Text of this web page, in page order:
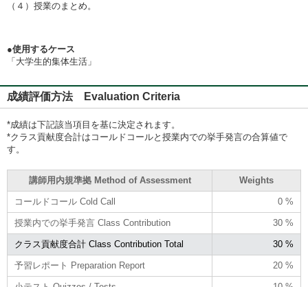
（４）授業のまとめ。
●使用するケース
「大学生的集体生活」
成績評価方法 Evaluation Criteria
*成績は下記該当項目を基に決定されます。
*クラス貢献度合計はコールドコールと授業内での挙手発言の合算値で
す。
講師用内規準拠 Method of Assessment Weights
コールドコール Cold Call 0 %
授業内での挙手発言 Class Contribution 30 %
クラス貢献度合計 Class Contribution Total 30 %
予習レポート Preparation Report 20 %